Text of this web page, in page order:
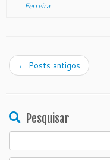
Ferreira
← Posts antigos
Pesquisar
for: